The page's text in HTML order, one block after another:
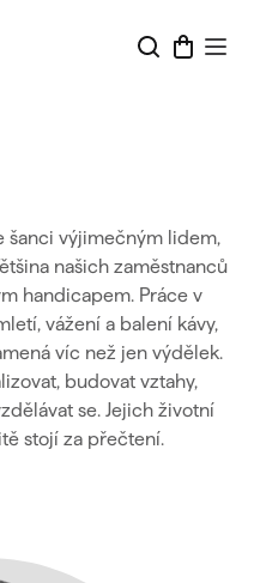
šanci výjimečným lidem,
našich zaměstnanců
handicapem. Práce v
vážení a balení kávy,
víc než jen výdělek.
budovat vztahy,
se. Jejich životní
stojí za přečtení.